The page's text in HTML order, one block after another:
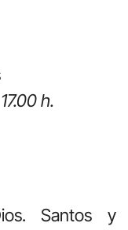
h.
Santos y